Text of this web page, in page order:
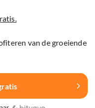
van de groeiende